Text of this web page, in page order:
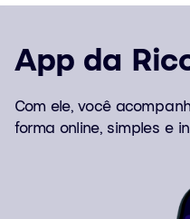
App da
Com ele, você
forma online, simples e